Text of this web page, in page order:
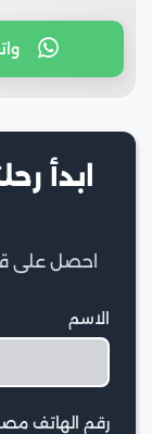
ابدأ
احصل على
الاسم
رقم الهاتف